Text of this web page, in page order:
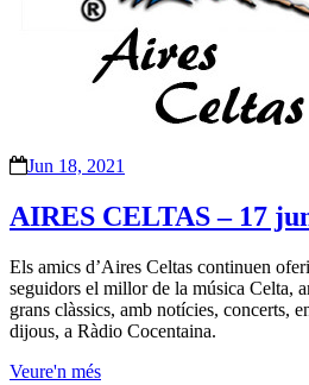
Jun 18, 2021
AIRES CELTAS – 17
Els amics d’Aires Celtas continuen
seguidors el millor de la música Celta,
grans clàssics, amb notícies, concerts,
dijous, a Ràdio Cocentaina.
Veure'n més